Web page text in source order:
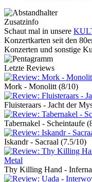
Zusatzinfo
Schaut mal in unsere
Konzertkarten seit den
Konzerten und sonstige
Letzte Reviews
Mork - Monolitt (8/10)
Fluisteraars - Jacht der
Tabernakel - Scheintaufe
Iskandr - Sacraal (7.5/10)
Thy Killing Hand -